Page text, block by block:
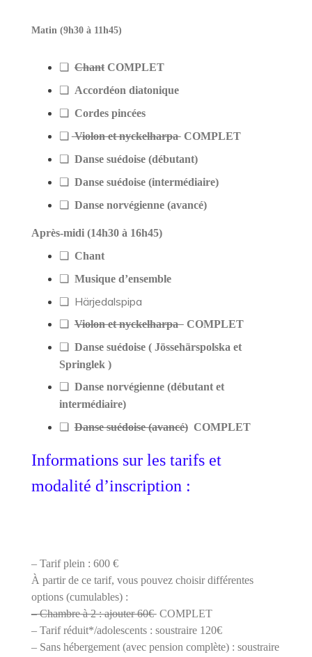
Matin (9h30 à 11h45)
❏ChantCOMPLET
❏ Accordéon diatonique
❏ Cordes pincées
❏ Violon et nyckelharpaCOMPLET
❏ Danse suédoise (débutant)
❏ Danse suédoise (intermédiaire)
❏ Danse norvégienne (avancé)
Après-midi (14h30 à 16h45)
❏ Chant
❏ Musique d’ensemble
❏ Härjedalspipa
❏Violon et nyckelharpaCOMPLET
❏ Danse suédoise ( Jössehärspolska et
Springlek )
❏ Danse norvégienne (débutant et
intermédiaire)
❏Danse suédoise (avancé)COMPLET
Informations sur les tarifs et
modalité d’inscription :
– Tarif plein : 600 €
À partir de ce tarif, vous pouvez choisir différentes
options (cumulables) :
– Chambre à 2 : ajouter 60€COMPLET
– Tarif réduit*/adolescents : soustraire 120€
– Sans hébergement (avec pension complète) : soustraire